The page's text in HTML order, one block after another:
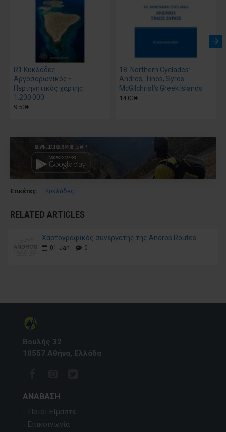
R1 Κυκλάδες -
Αργοσαρωνικός •
Περιηγητικός χάρτης
1:200 000
9.50€
18. Northern Cyclades:
Andros, Tinos, Syros -
McGilchrist’s Greek Islands
14.00€
Ετικέτες: Κυκλάδες
RELATED ARTICLES
Χαρτογραφικός συνεργάτης της Andros Routes
01 Jan 0
Βουλής 32
10557 Αθήνα, Ελλάδα
ΑΝΆΒΑΣΗ
Ποιοι Είμαστε
Επικοινωνία